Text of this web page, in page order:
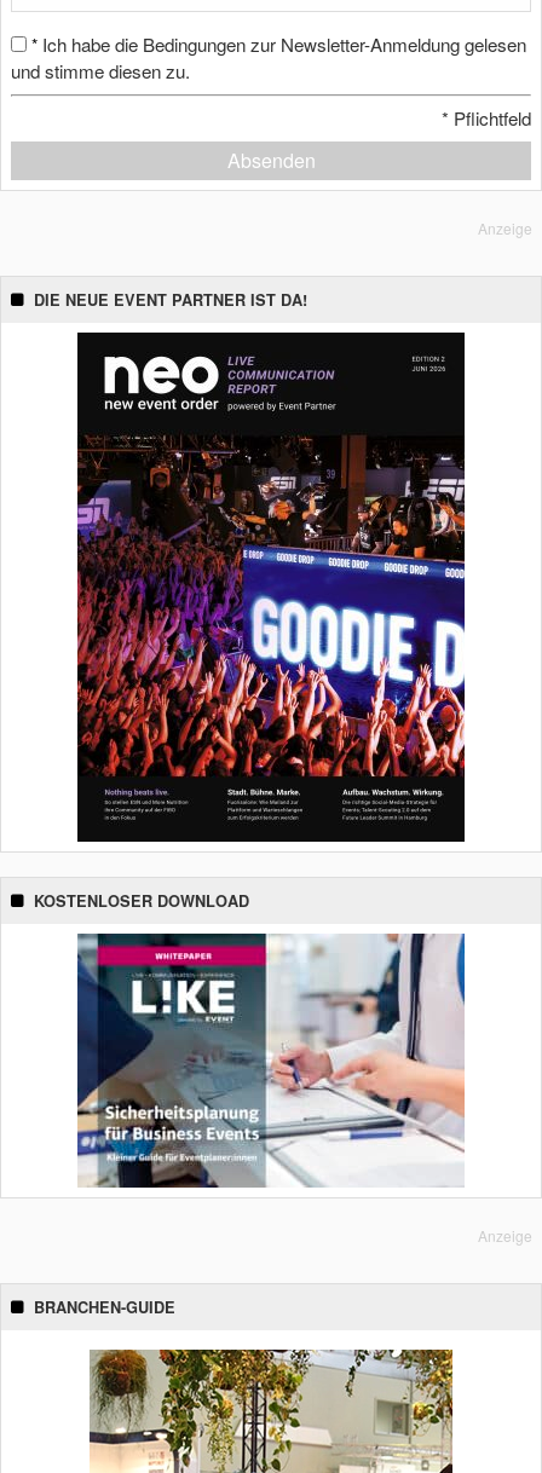
* Ich habe die Bedingungen zur Newsletter-Anmeldung gelesen
und stimme diesen zu.
* Pflichtfeld
Absenden
Anzeige
DIE NEUE EVENT PARTNER IST DA!
KOSTENLOSER DOWNLOAD
Anzeige
BRANCHEN-GUIDE